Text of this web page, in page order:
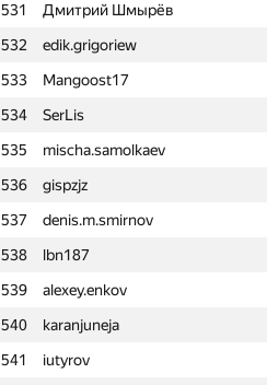
531
Дмитрий Шмырёв
532
edik.grigoriew
533
Mangoost17
534
SerLis
535
mischa.samolkaev
536
gispzjz
537
denis.m.smirnov
538
lbn187
539
alexey.enkov
540
karanjuneja
541
iutyrov
508
lanasheep
509
okaduki a
510
ialagunov
511
MrSidney
512
mitterr1999
513
lena15n
514
ramazanov.anvar
515
yznovyak
516
gad dad
517
maxapple
518
awa149